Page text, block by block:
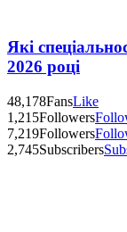
Які
2026 році
48,178FansLike
1,215Followers
7,219Followers
2,745Subscribers